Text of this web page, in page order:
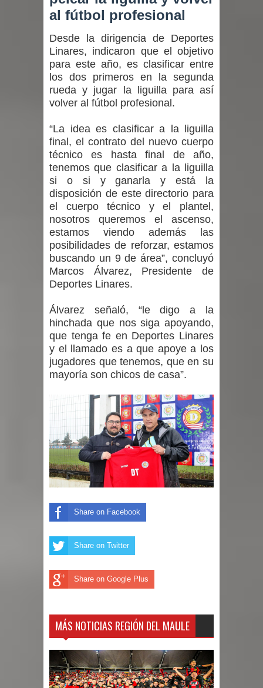
al fútbol profesional
Desde la dirigencia de Deportes
Linares, indicaron que el objetivo
para este año, es clasificar entre
los dos primeros en la segunda
rueda y jugar la liguilla para así
volver al fútbol profesional.
“La idea es clasificar a la liguilla
final, el contrato del nuevo cuerpo
técnico es hasta final de año,
tenemos que clasificar a la liguilla
si o si y ganarla y está la
disposición de este directorio para
el cuerpo técnico y el plantel,
nosotros queremos el ascenso,
estamos viendo además las
posibilidades de reforzar, estamos
buscando un 9 de área”, concluyó
Marcos Álvarez, Presidente de
Deportes Linares.
Álvarez señaló, “le digo a la
hinchada que nos siga apoyando,
que tenga fe en Deportes Linares
y el llamado es a que apoye a los
jugadores que tenemos, que en su
mayoría son chicos de casa”.
Share on Facebook
Share on Twitter
Share on Google Plus
MÁS NOTICIAS REGIÓN DEL MAULE